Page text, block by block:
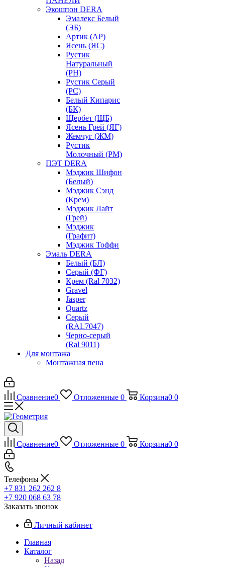
Экошпон DERA
Эмалекс Белый
(ЭБ)
Артик (АР)
Ясень (ЯС)
Рустик
Натуральный
(РН)
Рустик Серый
(РС)
Белый Кипарис
(БК)
Щербет (ЩБ)
Ясень Грей (ЯГ)
Жемчуг (ЖМ)
Рустик
Молочный (РМ)
ПЭТ DERA
Мэджик Шифон
(Белый)
Мэджик Сэнд
(Крем)
Мэджик Лайт
(Грей)
Мэджик
(Графит)
Мэджик Тоффи
Эмаль DERA
Белый (БЛ)
Серый (ФГ)
Крем (Ral 7032)
Gravel
Jasper
Quartz
Серый
(RAL7047)
Черно-серый
(Ral 9011)
Для монтажа
Монтажная пена
Сравнение0 Отложенные 0 Корзина0 0
Сравнение0 Отложенные 0 Корзина0 0
Телефоны
+7 831 262 262 8
+7 920 068 63 78
Заказать звонок
Личный кабинет
Главная
Каталог
Назад